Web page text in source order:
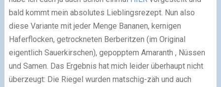
bald kommt mein absolutes Lieblingsrezept. Nun also
diese Variante mit jeder Menge Bananen, kernigen
Haferflocken, getrockneten Berberitzen (im Original
eigentlich Sauerkirschen), gepopptem Amaranth , Nüssen
und Samen. Das Ergebnis hat mich leider überhaupt nicht
überzeugt: Die Riegel wurden matschig-zäh und auch